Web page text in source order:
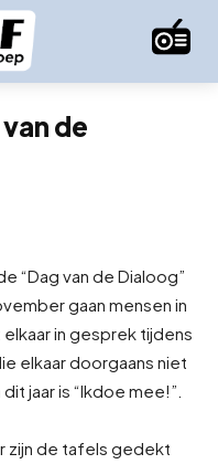
de
“Dag van de Dialoog”
gaan mensen in
in gesprek tijdens
elkaar doorgaans niet
jaar is “Ikdoe mee!”.
zijn de tafels gedekt